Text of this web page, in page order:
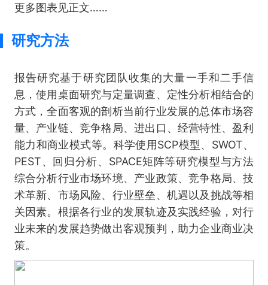
更多图表见正文……
研究方法
报告研究基于研究团队收集的大量一手和二手信
息，使用桌面研究与定量调查、定性分析相结合的
方式，全面客观的剖析当前行业发展的总体市场容
量、产业链、竞争格局、进出口、经营特性、盈利
能力和商业模式等。科学使用SCP模型、SWOT、
PEST、回归分析、SPACE矩阵等研究模型与方法
综合分析行业市场环境、产业政策、竞争格局、技
术革新、市场风险、行业壁垒、机遇以及挑战等相
关因素。根据各行业的发展轨迹及实践经验，对行
业未来的发展趋势做出客观预判，助力企业商业决
策。